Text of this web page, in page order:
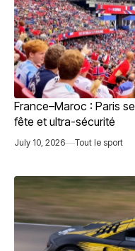
France–Maroc : Paris
fête et ultra-sécurité
July 10, 2026 Tout le sport